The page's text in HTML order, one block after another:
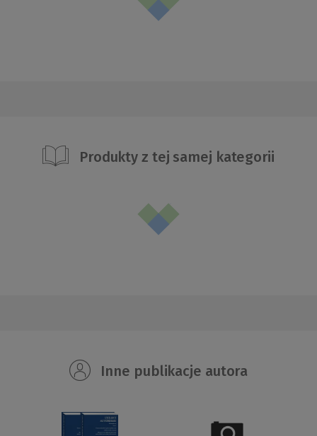
Produkty z tej samej kategorii
Inne publikacje autora